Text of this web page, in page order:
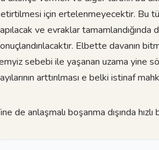
için ertelenmeyecektir. Bu
ve evraklar
Elbette davanın
sebebi ile yaşanan uzama yine
arttırılması e belki istinaf
de anlaşmalı boşanma dışında